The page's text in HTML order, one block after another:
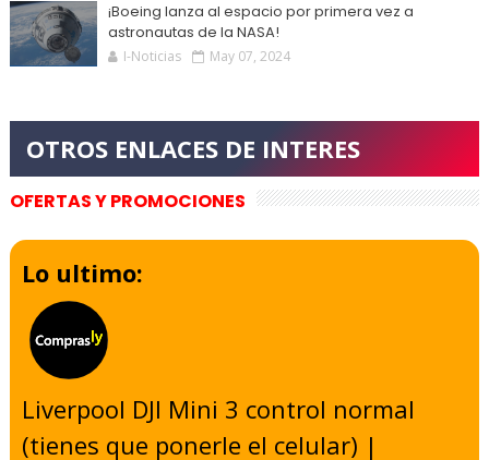
¡Boeing lanza al espacio por primera vez a
astronautas de la NASA!
I-Noticias May 07, 2024
OFERTAS Y PROMOCIONES
Lo ultimo:
Liverpool DJI Mini 3 control normal
(tienes que ponerle el celular) |